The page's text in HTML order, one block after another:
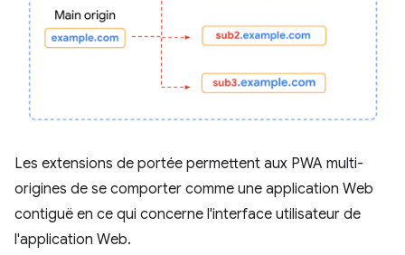
Les extensions de portée permettent aux PWA multi-
origines de se comporter comme une application Web
contiguë en ce qui concerne l'interface utilisateur de
l'application Web.